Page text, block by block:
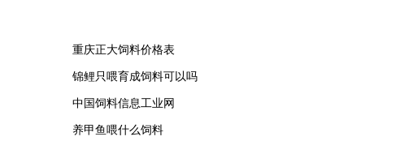
重庆正大饲料价格表
锦鲤只喂育成饲料可以吗
中国饲料信息工业网
养甲鱼喂什么饲料